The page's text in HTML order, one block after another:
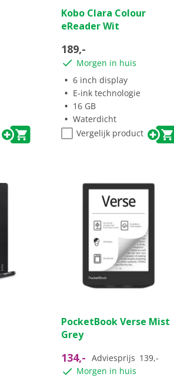
van
de
sterren.
Kobo Clara Colour
eReader Wit
189,-
Morgen in huis
6 inch display
E-ink technologie
16 GB
Waterdicht
Vergelijk product
van
de
sterren.
PocketBook Verse Mist
Grey
134,- Adviesprijs 139,-
Morgen in huis